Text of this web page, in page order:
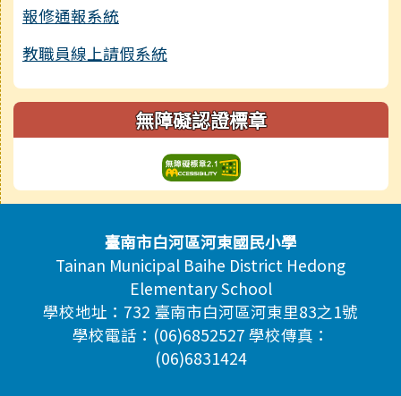
報修通報系統
教職員線上請假系統
無障礙認證標章
頁尾區域內容臺南市白河區河東國民小學
Tainan Municipal Baihe District Hedong
Elementary School
學校地址：732 臺南市白河區河東里83之1號
學校電話：(06)6852527 學校傳真：
(06)6831424